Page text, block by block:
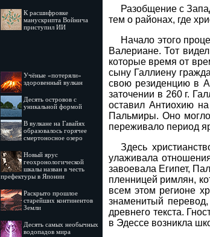
К расшифровке
манускрипта Войнича
приступил ИИ
Учёные «потеряли»
здоровенный вулкан
Десять островов c
уникальной формой
В вулкане на Гавайях
образовалось горячее
смертоносное озеро
Новый ярус
геохронологической
шкалы назван в честь
префектуры в Японии
Раскрыто прошлое
старейших континентов
Земли
Десять самых необычных
водопадов мира
Разобщение с
тем о районах, где
Начало этого
Валериане. Тот
которые время от
сыну Галлиену
свою резиденцию в
заточении в 260 г.
оставил Антиохию
Пальмиры. Оно
переживало период
Здесь
улаживала
завоевала Египет,
пленницей римлян,
всем этом регионе
знаменитый
древнего текста.
в Эдессе возникла